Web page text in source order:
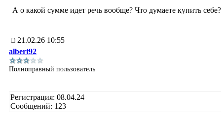
А о какой сумме идет речь вообще? Что думаете купить себе?
21.02.26 10:55
albert92
Полноправный пользователь
Регистрация: 08.04.24
Сообщений: 123